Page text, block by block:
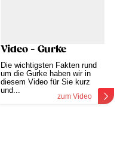
Video - Gurke
Die wichtigsten Fakten rund
um die Gurke haben wir in
diesem Video für Sie kurz
und...
zum Video